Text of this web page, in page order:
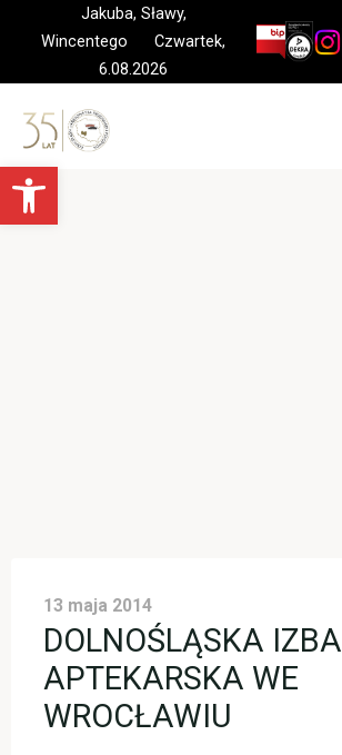
Otwórz pasek narzędzi
Jakuba, Sławy,
Wincentego Czwartek,
6.08.2026
13 maja 2014
DOLNOŚLĄSKA IZBA
APTEKARSKA WE
WROCŁAWIU